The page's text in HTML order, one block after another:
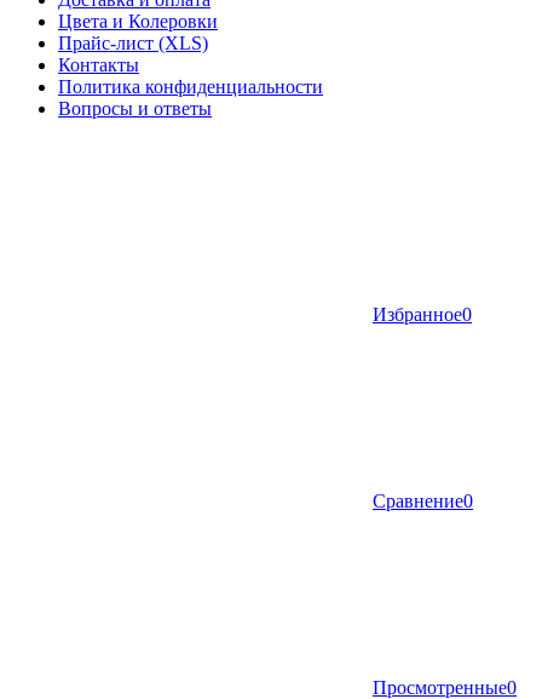
Цвета и Колеровки
Прайс-лист (XLS)
Контакты
Политика конфиденциальности
Вопросы и ответы
Избранное0
Сравнение0
Просмотренные0